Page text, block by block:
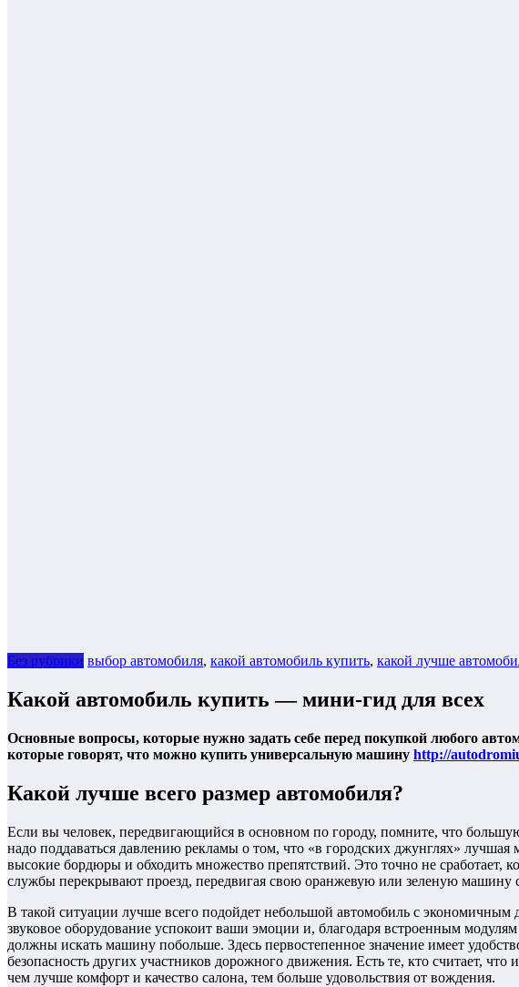
Без рубрики выбор автомобиля, какой автомобиль купить, какой лучше
Какой автомобиль купить — мини-гид для всех
Основные вопросы, которые нужно задать себе перед покупкой любого
которые говорят, что можно купить универсальную машину http://
Какой лучше всего размер автомобиля?
Если вы человек, передвигающийся в основном по городу, помните, что
надо поддаваться давлению рекламы о том, что «в городских джунглях»
высокие бордюры и обходить множество препятствий. Это точно не сработает,
службы перекрывают проезд, передвигая свою оранжевую или зеленую машину
В такой ситуации лучше всего подойдет небольшой автомобиль с
звуковое оборудование успокоит ваши эмоции и, благодаря встроенным
должны искать машину побольше. Здесь первостепенное значение имеет
безопасность других участников дорожного движения. Есть те, кто считает,
чем лучше комфорт и качество салона, тем больше удовольствия от вождения.